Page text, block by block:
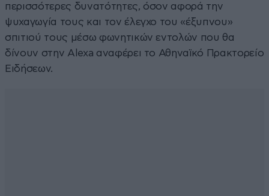
περισσότερες δυνατότητες, όσον αφορά την
ψυχαγωγία τους και τον έλεγχο του «έξυπνου»
σπιτιού τους μέσω φωνητικών εντολών που θα
δίνουν στην Alexa αναφέρει το Αθηναϊκό Πρακτορείο
Ειδήσεων.